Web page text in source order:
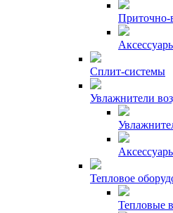
Приточно-
Сплит-системы
Увлажнители
Тепловое
Тепловые